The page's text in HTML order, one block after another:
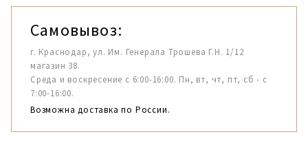
Самовывоз:
г. Краснодар, ул. Им. Генерала Трошева Г.Н. 1/12
магазин 38.
Среда и воскресение с 6:00-16:00. Пн, вт, чт, пт, сб - с
7:00-16:00.
Возможна доставка по России.